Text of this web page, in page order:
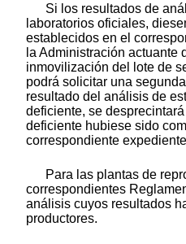
Si los resultados de
laboratorios oficiales,
establecidos en el
la Administración actuante
inmovilización del lote de
podrá solicitar una
resultado del análisis de
deficiente, se
deficiente hubiese sido
correspondiente
Para las plantas de
correspondientes
análisis cuyos resultados
productores.